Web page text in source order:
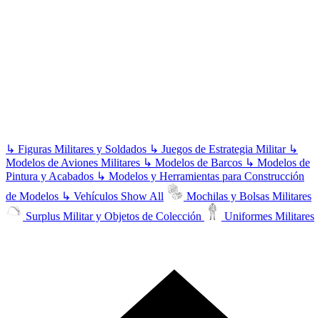
↳ Figuras Militares y Soldados ↳ Juegos de Estrategia Militar ↳
Modelos de Aviones Militares ↳ Modelos de Barcos ↳ Modelos de
Pintura y Acabados ↳ Modelos y Herramientas para Construcción
de Modelos ↳ Vehículos Show All
Mochilas y Bolsas Militares
Surplus Militar y Objetos de Colección
Uniformes Militares